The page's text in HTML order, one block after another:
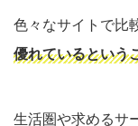
色々なサイトで比
優れているという
生活圏や求めるサ